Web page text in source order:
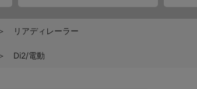
リアディレーラー
Di2/電動